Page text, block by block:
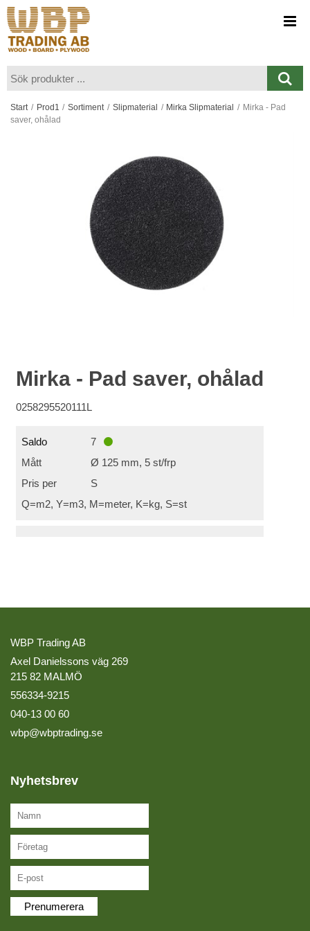
Start / Prod1 / Sortiment / Slipmaterial / Mirka Slipmaterial / Mirka - Pad
saver, ohålad
Mirka - Pad saver, ohålad
0258295520111L
Saldo
7
Mått
Ø 125 mm, 5 st/frp
Pris per
S
Q=m2, Y=m3, M=meter, K=kg, S=st
WBP Trading AB
Axel Danielssons väg 269
215 82 MALMÖ
556334-9215
040-13 00 60
wbp@wbptrading.se
Nyhetsbrev
Prenumerera
Visa varukorgen